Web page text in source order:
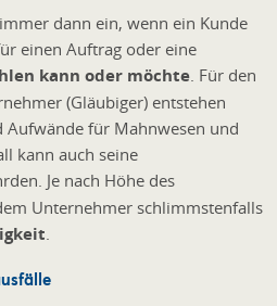
dann ein, wenn ein Kunde
einen Auftrag oder eine
kann oder möchte. Für den
(Gläubiger) entstehen
Aufwände für Mahnwesen und
kann auch seine
Je nach Höhe des
Unternehmer schlimmstenfalls
.